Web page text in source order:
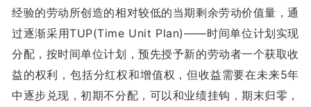
经验的劳动所创造的相对较低的当期剩余劳动价值量，通
过逐渐采用TUP(Time Unit Plan)——时间单位计划实现
分配，按时间单位计划，预先授予新的劳动者一个获取收
益的权利，包括分红权和增值权，但收益需要在未来5年
中逐步兑现，初期不分配，可以和业绩挂钩，期末归零，